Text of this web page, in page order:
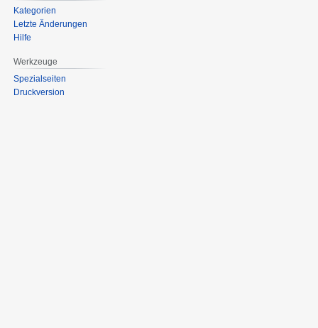
Kategorien
Letzte Änderungen
Hilfe
Werkzeuge
Spezialseiten
Druckversion